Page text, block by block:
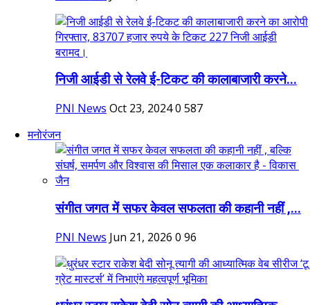
निजी आईडी से रेलवे ई-टिकट की कालाबाजारी करने...
PNI News Oct 23, 20240 587
मनोरंजन
संगीत जगत में सफर केवल सफलता की कहानी नहीं ,...
PNI News Jun 21, 2026 0 96